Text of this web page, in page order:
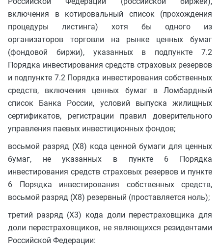
включения в котировальный список (прохождения
процедуры листинга) хотя бы одного из
организаторов торговли на рынке ценных бумаг
(фондовой биржи), указанных в подпункте 7.2
Порядка инвестирования средств страховых резервов
и подпункте 7.2 Порядка инвестирования собственных
средств, включения ценных бумаг в Ломбардный
список Банка России, условий выпуска жилищных
сертификатов, регистрации правил доверительного
управления паевых инвестиционных фондов;
восьмой разряд (X8) кода ценной бумаги для ценных
бумаг, не указанных в пункте 6 Порядка
инвестирования средств страховых резервов и пункте
6 Порядка инвестирования собственных средств,
восьмой разряд (X8) резервный (проставляется ноль);
третий разряд (X3) кода доли перестраховщика для
доли перестраховщиков, не являющихся резидентами
Российской Федерации: